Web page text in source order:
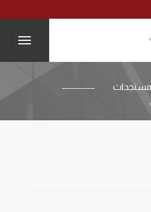
مستجدات